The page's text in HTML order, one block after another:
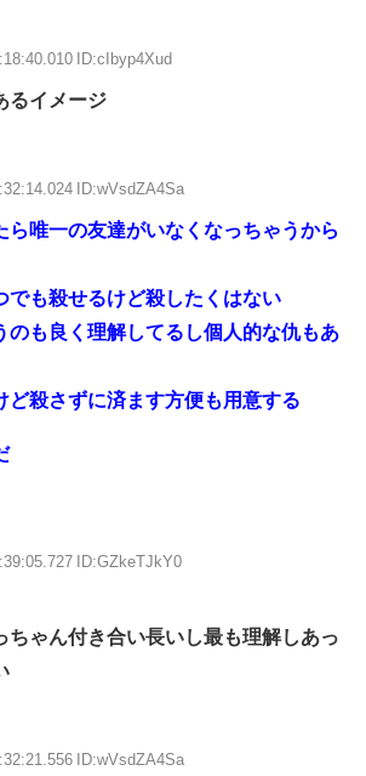
ID:cIbyp4Xud
るイメージ
ID:wVsdZA4Sa
ら唯一の友達がいなくなっちゃうから
でも殺せるけど殺したくはない
のも良く理解してるし個人的な仇もあ
ど殺さずに済ます方便も用意する
ID:GZkeTJkY0
ちゃん付き合い長いし最も理解しあっ
ID:wVsdZA4Sa